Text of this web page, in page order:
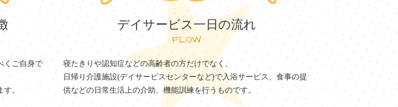
くご自身で
。
デイサービス一日の流れ
FLOW
寝たきりや認知症などの高齢者の方だけでなく、
日帰り介護施設(デイサービスセンターなど)で入浴サービス、食事の提
供などの日常生活上の介助、機能訓練を行うものです。